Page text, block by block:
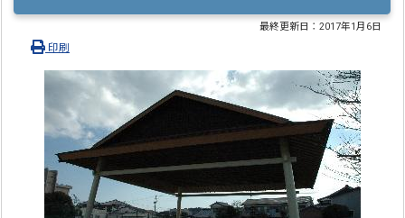
最終更新日：2017年1月6日
印刷